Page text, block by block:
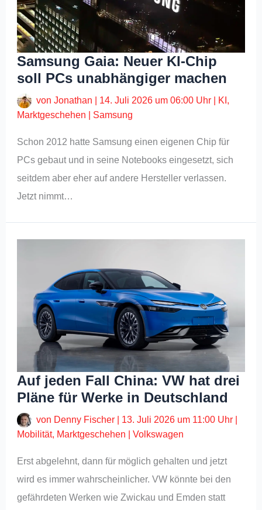
Samsung Gaia: Neuer KI-Chip
soll PCs unabhängiger machen
vonJonathan 14. Juli 2026 um 06:00 Uhr KI ,
Marktgeschehen
Samsung
Schon 2012 hatte Samsung einen eigenen Chip für
PCs gebaut und in seine Notebooks eingesetzt, sich
seitdem aber eher auf andere Hersteller verlassen.
Jetzt nimmt…
Auf jeden Fall China: VW hat drei
Pläne für Werke in Deutschland
von Denny Fischer 13. Juli 2026 um 11:00 Uhr
Mobilität, Marktgeschehen |Volkswagen
Erst abgelehnt, dann für möglich gehalten und jetzt
wird es immer wahrscheinlicher. VW könnte bei den
gefährdeten Werken wie Zwickau und Emden statt